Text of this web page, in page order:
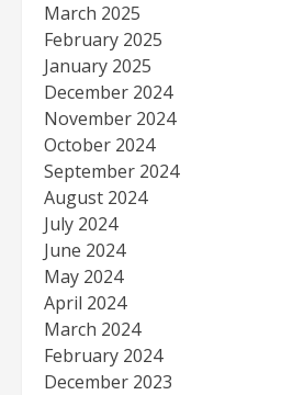
March 2025
February 2025
January 2025
December 2024
November 2024
October 2024
September 2024
August 2024
July 2024
June 2024
May 2024
April 2024
March 2024
February 2024
December 2023